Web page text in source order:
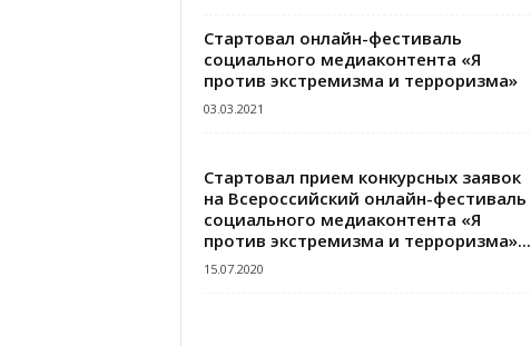
Стартовал онлайн-фестиваль
социального медиаконтента «Я
против экстремизма и терроризма»
03.03.2021
Стартовал прием конкурсных заявок
на Всероссийский онлайн-фестиваль
социального медиаконтента «Я
против экстремизма и терроризма»...
15.07.2020